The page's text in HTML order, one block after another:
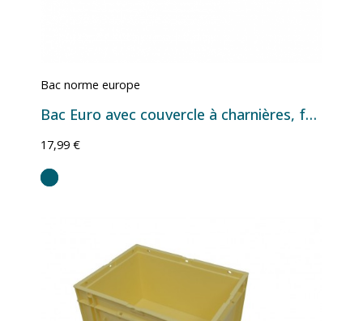
Bac norme europe
Bac Euro avec couvercle à charnières, fond et parois pleins - 10 L - 400×300×135 mm
17,99 €